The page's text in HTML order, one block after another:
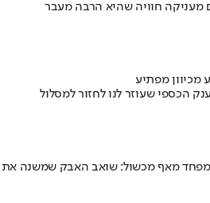
מעניקה חוויה שהיא הרבה מעבר
מכיוון מפתיע
הכספי שעוזר לנו לחזור למסלול
מפחד מאף מכשול: שואב האבק שמשנה את